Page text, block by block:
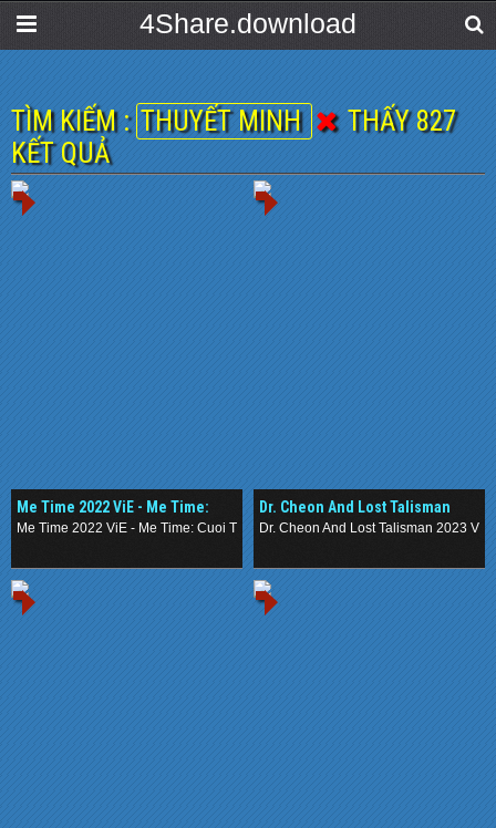
4Share.download
TÌM KIẾM : THUYẾT MINH
THẤY 827
KẾT QUẢ
Me Time 2022 ViE - Me Time:
Cuối Tuần Của Bố
Me Time 2022 ViE - Me Time: Cuoi Tuan Cua Bo
Dr. Cheon And Lost Talisman
2023 ViE - Thanh Gươm Trừ Tà
Dr. Cheon And Lost Talisman 2023